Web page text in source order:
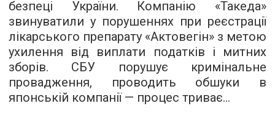
безпеці України. Компанію «Такеда»
звинуватили у порушеннях при реєстрації
лікарського препарату «Актовегін» з метою
ухилення від виплати податків і митних
зборів. СБУ порушує кримінальне
провадження, проводить обшуки в
японській компанії — процес триває...